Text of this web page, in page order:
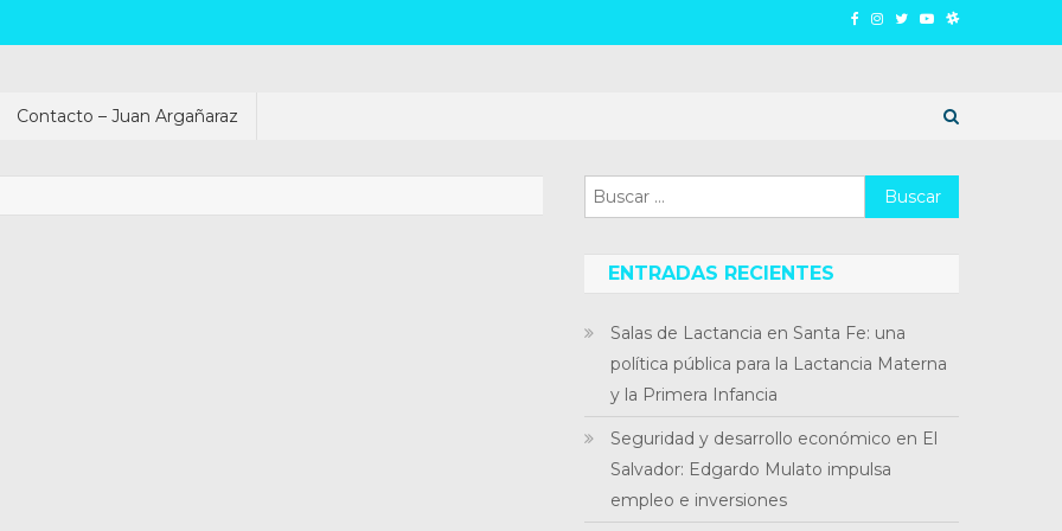
Contacto – Juan Argañaraz
Buscar:
ENTRADAS RECIENTES
Salas de Lactancia en Santa Fe: una
política pública para la Lactancia Materna
y la Primera Infancia
Seguridad y desarrollo económico en El
Salvador: Edgardo Mulato impulsa
empleo e inversiones